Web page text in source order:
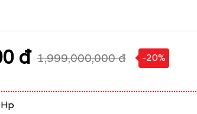
đ 1,999,000,000 đ -20%